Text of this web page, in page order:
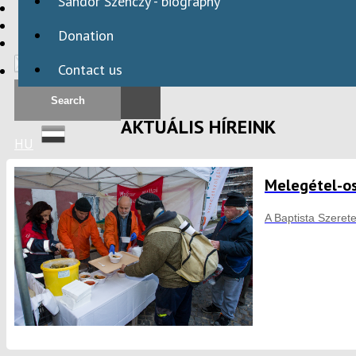
HBAID
INTERNATIONAL PROGRAMS
HU
Donation
Contact us
AKTUÁLIS HÍREINK
Melegétel-
A Baptista